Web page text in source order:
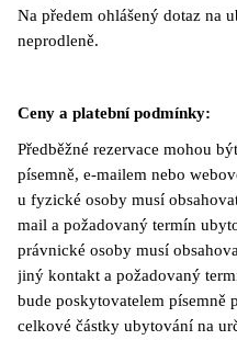
Na předem ohlášený dotaz na
neprodleně.
Ceny a platební podmínky:
Předběžné rezervace mohou
písemně, e-mailem nebo
u fyzické osoby musí
mail a požadovaný termín
právnické osoby musí
jiný kontakt a požadovaný
bude poskytovatelem písemně
celkové částky ubytování na